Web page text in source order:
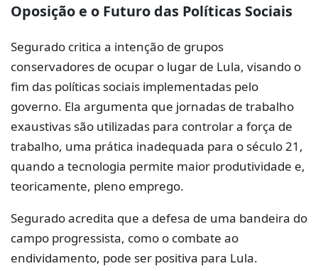
Oposição e o Futuro das Políticas Sociais
Segurado critica a intenção de grupos
conservadores de ocupar o lugar de Lula, visando o
fim das políticas sociais implementadas pelo
governo. Ela argumenta que jornadas de trabalho
exaustivas são utilizadas para controlar a força de
trabalho, uma prática inadequada para o século 21,
quando a tecnologia permite maior produtividade e,
teoricamente, pleno emprego.
Segurado acredita que a defesa de uma bandeira do
campo progressista, como o combate ao
endividamento, pode ser positiva para Lula.